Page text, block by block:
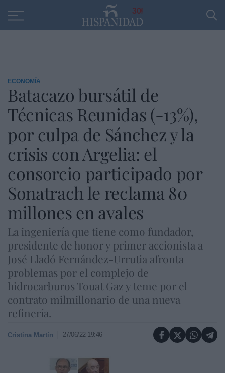
30
ECONOMÍA
Batacazo bursátil de
Técnicas Reunidas (-13%),
por culpa de Sánchez y la
crisis con Argelia: el
consorcio participado por
Sonatrach le reclama 80
millones en avales
La ingeniería que tiene como fundador,
presidente de honor y primer accionista a
José Lladó Fernández-Urrutia afronta
problemas por el complejo de
hidrocarburos Touat Gaz y teme por el
contrato milmillonario de una nueva
refinería.
Cristina Martín 27/06/22 19:46